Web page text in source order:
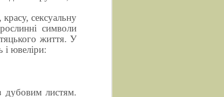
сексуальну
символи
життя. У
і ювеліри:
дубовим листям.